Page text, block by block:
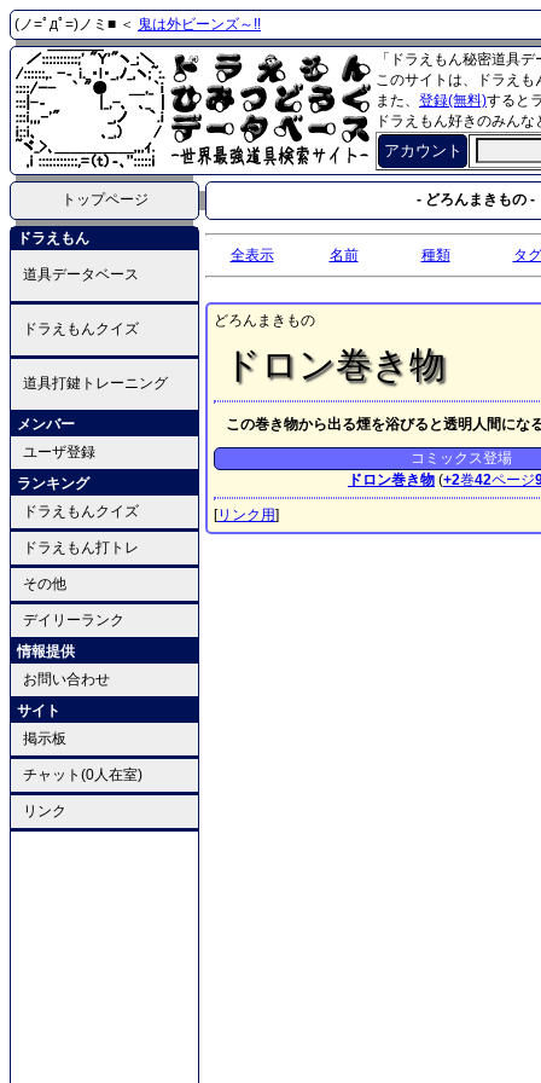
(ノ=ﾟдﾟ=)ノミ■ ＜ 鬼は外ビーンズ～!!
「ドラえもん秘密道具
このサイトは、ドラえ
また、 登録(無料)すると
ドラえもん好きのみん
アカウント
トップページ - どろんまきもの -
ドラえもん
道具データベース
ドラえもんクイズ
道具打鍵トレーニング
メンバー
ユーザ登録
ランキング
ドラえもんクイズ
ドラえもん打トレ
その他
デイリーランク
情報提供
お問い合わせ
サイト
掲示板
チャット(0人在室)
リンク
全表示 名前 種類 タグ
どろんまきもの
ドロン巻き物
この巻き物から出る煙を浴びると透明人間にな
コミックス登場
ドロン巻き物 (+2巻42ページ
[リンク用]